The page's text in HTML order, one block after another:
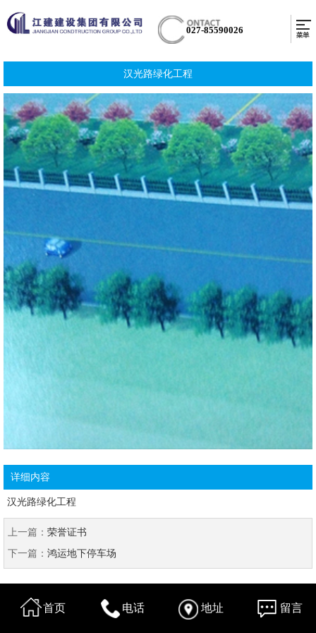
027-85590026
汉光路绿化工程
详细内容
汉光路绿化工程
上一篇： 荣誉证书
下一篇： 鸿运地下停车场
首页 电话 地址 留言